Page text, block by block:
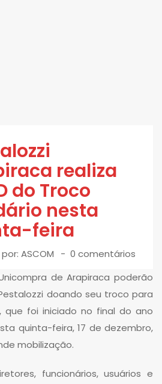
realiza
do Troco
nesta
feira
ASCOM
0 comentários
de Arapiraca poderão
doando seu troco para
que foi iniciado no final do ano
quinta-feira, 17 de dezembro,
mobilização.
funcionários, usuários e